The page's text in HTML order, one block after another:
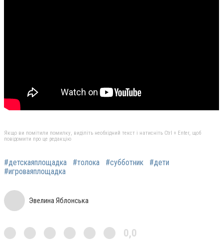
Якщо ви помітили помилку, виділіть необхідний текст і натисніть Ctrl + Enter, щоб
повідомити про це редакцію
#детскаяплощадка #толока #субботник
#дети
#игроваяплощадка
Эвелина Яблонська
0,0